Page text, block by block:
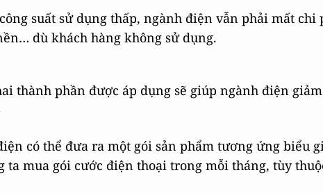
suất sử dụng thấp, ngành điện vẫn phải mất chi
dù khách hàng không sử dụng.
thành phần được áp dụng sẽ giúp ngành điện
có thể đưa ra một gói sản phẩm tương ứng biểu
ta mua gói cước điện thoại trong mỗi tháng, tùy